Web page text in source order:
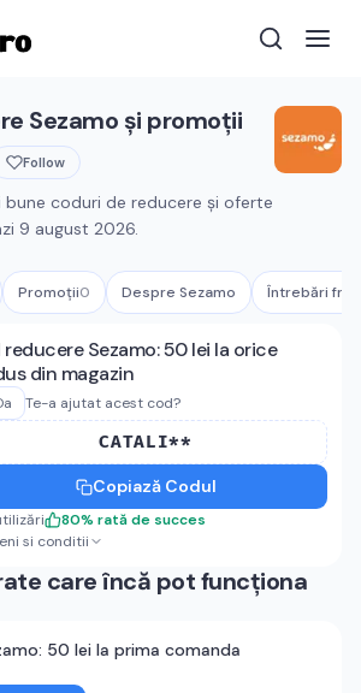
Sezamo și promoții
Follow
bune coduri de reducere și oferte
9 august 2026.
Promoții0 Despre Sezamo Întrebări
Sezamo
reducere Sezamo: 50 lei la orice
din magazin
Te-a ajutat acest cod?
CATALI**
Copiază Codul
80% rată de succes
si conditii
care încă pot funcționa
50 lei la prima comanda